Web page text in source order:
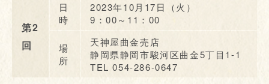
第2
回
日
時
2023年10月17日（火）
9：00～11：00
場
所
天神屋曲金売店
静岡県静岡市駿河区曲金5丁目1-1
TEL 054-286-0647